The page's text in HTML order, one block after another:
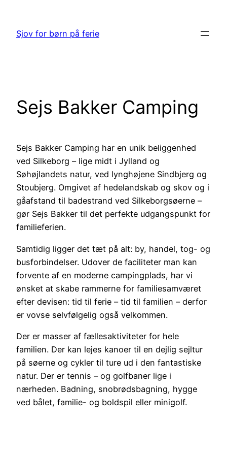
indhold
Sjov for børn på ferie
Sejs Bakker Camping
Sejs Bakker Camping har en unik beliggenhed
ved Silkeborg – lige midt i Jylland og
Søhøjlandets natur, ved lynghøjene Sindbjerg og
Stoubjerg. Omgivet af hedelandskab og skov og i
gåafstand til badestrand ved Silkeborgsøerne –
gør Sejs Bakker til det perfekte udgangspunkt for
familieferien.
Samtidig ligger det tæt på alt: by, handel, tog- og
busforbindelser. Udover de faciliteter man kan
forvente af en moderne campingplads, har vi
ønsket at skabe rammerne for familiesamværet
efter devisen: tid til ferie – tid til familien – derfor
er vovse selvfølgelig også velkommen.
Der er masser af fællesaktiviteter for hele
familien. Der kan lejes kanoer til en dejlig sejltur
på søerne og cykler til ture ud i den fantastiske
natur. Der er tennis – og golfbaner lige i
nærheden. Badning, snobrødsbagning, hygge
ved bålet, familie- og boldspil eller minigolf.